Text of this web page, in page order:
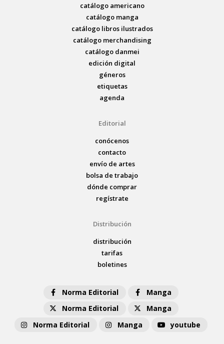
catálogo americano
catálogo manga
catálogo libros ilustrados
catálogo merchandising
catálogo danmei
edición digital
géneros
etiquetas
agenda
Editorial
conócenos
contacto
envío de artes
bolsa de trabajo
dónde comprar
regístrate
Distribución
distribución
tarifas
boletines
Norma Editorial
Manga
Norma Editorial
Manga
Norma Editorial
Manga youtube